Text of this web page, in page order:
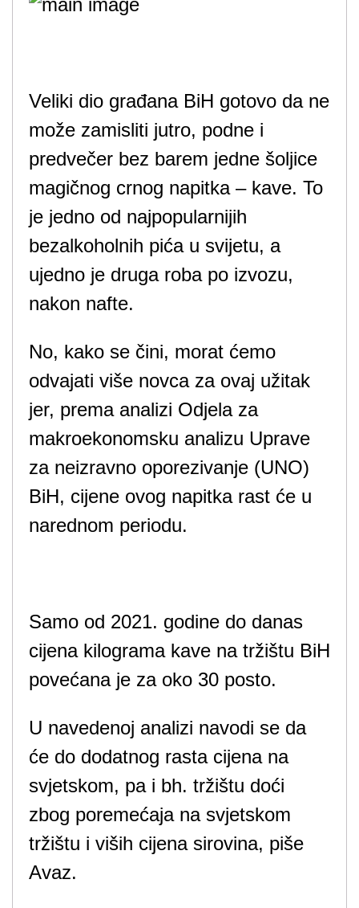
Veliki dio građana BiH gotovo da ne
može zamisliti jutro, podne i
predvečer bez barem jedne šoljice
magičnog crnog napitka – kave. To
je jedno od najpopularnijih
bezalkoholnih pića u svijetu, a
ujedno je druga roba po izvozu,
nakon nafte.
No, kako se čini, morat ćemo
odvajati više novca za ovaj užitak
jer, prema analizi Odjela za
makroekonomsku analizu Uprave
za neizravno oporezivanje (UNO)
BiH, cijene ovog napitka rast će u
narednom periodu.
Samo od 2021. godine do danas
cijena kilograma kave na tržištu BiH
povećana je za oko 30 posto.
U navedenoj analizi navodi se da
će do dodatnog rasta cijena na
svjetskom, pa i bh. tržištu doći
zbog poremećaja na svjetskom
tržištu i viših cijena sirovina, piše
Avaz.